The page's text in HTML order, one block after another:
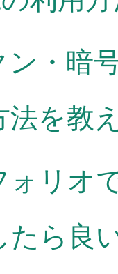
ン・暗
法を教
ォリオ
たら良